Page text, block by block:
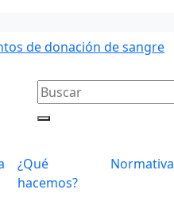
de donación de sangre
¿Qué
hacemos?
Normativa